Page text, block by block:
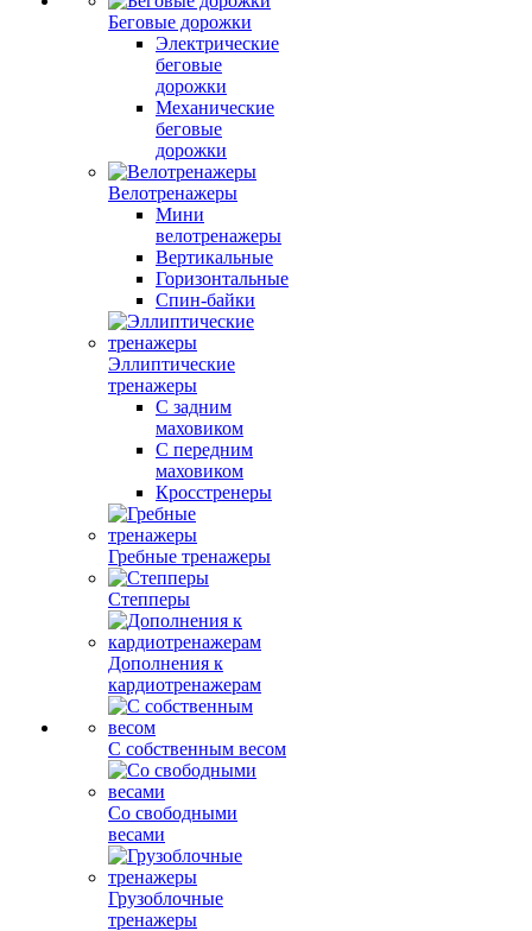
Беговые дорожки
Электрические
беговые
дорожки
Механические
беговые
дорожки
Велотренажеры
Мини
велотренажеры
Вертикальные
Горизонтальные
Спин-байки
Эллиптические
тренажеры
С задним
маховиком
С передним
маховиком
Кросстренеры
Гребные тренажеры
Степперы
Дополнения к
кардиотренажерам
С собственным весом
Со свободными
весами
Грузоблочные
тренажеры